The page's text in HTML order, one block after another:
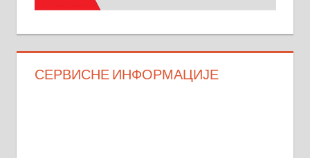
СЕРВИСНЕ ИНФОРМАЦИЈЕ